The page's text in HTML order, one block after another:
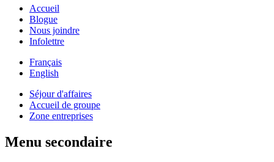
Accueil
Blogue
Nous joindre
Infolettre
Français
English
Séjour d'affaires
Accueil de groupe
Zone entreprises
Menu secondaire